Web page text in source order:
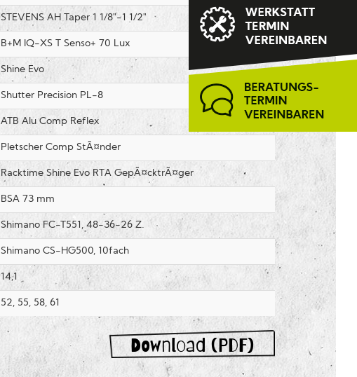
STEVENS AH Taper 1 1/8"-1 1/2"
B+M IQ-XS T Senso+ 70 Lux
Shine Evo
Shutter Precision PL-8
ATB Alu Comp Reflex
Pletscher Comp StÃ¤nder
Racktime Shine Evo RTA GepÃ¤cktrÃ¤ger
BSA 73 mm
Shimano FC-T551, 48-36-26 Z.
Shimano CS-HG500, 10fach
14,1
52, 55, 58, 61
Download (PDF)